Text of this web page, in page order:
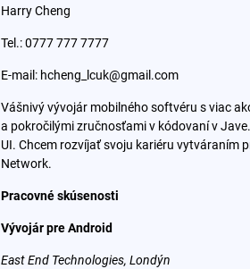
Harry Cheng
Tel.: 0777 777 7777
E-mail: hcheng_lcuk@gmail.com
Vášnivý vývojár mobilného softvéru s viac
a pokročilými zručnosťami v kódovaní v
UI. Chcem rozvíjať svoju kariéru vytváraním
Network.
Pracovné skúsenosti
Vývojár pre Android
East End Technologies, Londýn